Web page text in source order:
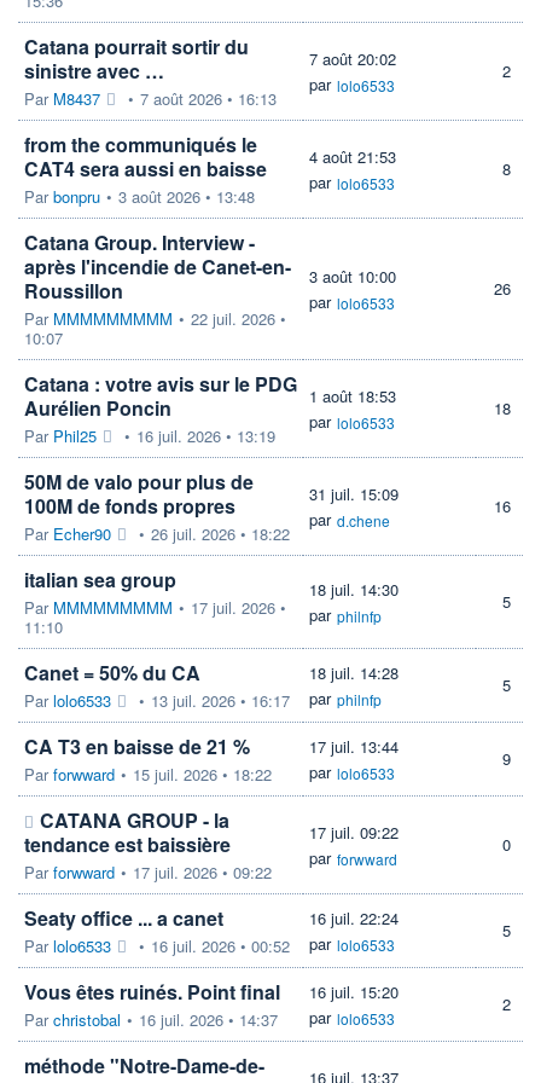
Catana pourrait sortir du
sinistre avec …
Par M8437 • 7 août 2026 • 16:13
7 août 20:02
par lolo6533
2
from the communiqués le
CAT4 sera aussi en baisse
Parbonpru • 3 août 2026 • 13:48
4 août 21:53
par lolo6533
8
Catana Group. Interview -
après l'incendie de Canet-en-
Roussillon
Par MMMMMMMMM • 22 juil. 2026 •
10:07
3 août 10:00
par lolo6533
26
Catana : votre avis sur le PDG
Aurélien Poncin
Par Phil25 • 16 juil. 2026 • 13:19
1 août 18:53
par lolo6533
18
50M de valo pour plus de
100M de fonds propres
Par Echer90 • 26 juil. 2026 • 18:22
31 juil. 15:09
par d.chene
16
italian sea group
Par MMMMMMMMM • 17 juil. 2026 •
11:10
18 juil. 14:30
par philnfp
5
Canet = 50% du CA
Parlolo6533 • 13 juil. 2026 • 16:17
18 juil. 14:28
par philnfp
5
CA T3 en baisse de 21 %
Parforwward • 15 juil. 2026 • 18:22
17 juil. 13:44
par lolo6533
9
CATANA GROUP - la
tendance est baissière
Parforwward • 17 juil. 2026 • 09:22
17 juil. 09:22
par forwward
0
Seaty office ... a canet
Parlolo6533 • 16 juil. 2026 • 00:52
16 juil. 22:24
par lolo6533
5
Vous êtes ruinés. Point final
Parchristobal • 16 juil. 2026 • 14:37
16 juil. 15:20
par lolo6533
2
méthode "Notre-Dame-de-
16 juil. 13:37